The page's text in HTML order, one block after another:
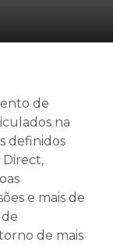
de
na
definidos
Direct,
e mais de
de mais